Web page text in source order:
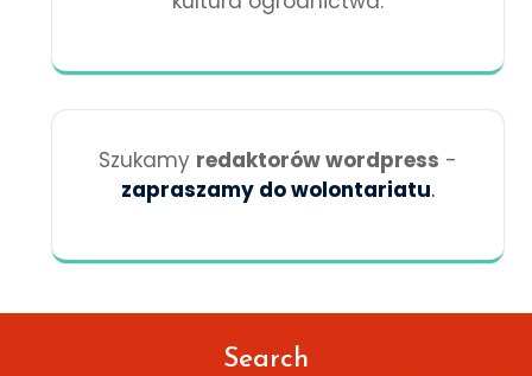
Szukamy redaktorów wordpress -
zapraszamy do wolontariatu.
Search